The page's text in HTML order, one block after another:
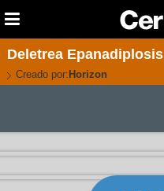
Deletrea Epanadiplosis
Creado por: Horizon